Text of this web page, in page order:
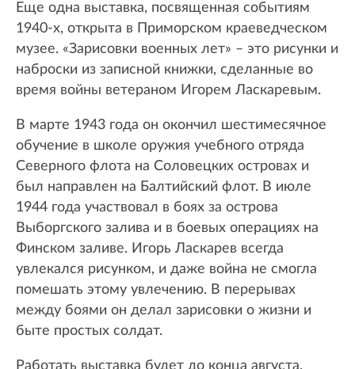
Еще одна выставка, посвященная событиям
1940-х, открыта в Приморском краеведческом
музее. «Зарисовки военных лет» – это рисунки и
наброски из записной книжки, сделанные во
время войны ветераном Игорем Ласкаревым.
В марте 1943 года он окончил шестимесячное
обучение в школе оружия учебного отряда
Северного флота на Соловецких островах и
был направлен на Балтийский флот. В июле
1944 года участвовал в боях за острова
Выборгского залива и в боевых операциях на
Финском заливе. Игорь Ласкарев всегда
увлекался рисунком, и даже война не смогла
помешать этому увлечению. В перерывах
между боями он делал зарисовки о жизни и
быте простых солдат.
Работать выставка будет до конца августа.